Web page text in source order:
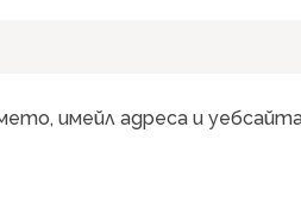
имейл адреса и